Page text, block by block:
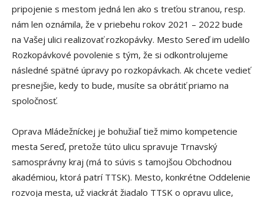
pripojenie s mestom jedná len ako s treťou stranou, resp.
nám len oznámila, že v priebehu rokov 2021 – 2022 bude
na Vašej ulici realizovať rozkopávky. Mesto Sereď im udelilo
Rozkopávkové povolenie s tým, že si odkontrolujeme
následné spätné úpravy po rozkopávkach. Ak chcete vedieť
presnejšie, kedy to bude, musíte sa obrátiť priamo na
spoločnosť.
Oprava Mládežníckej je bohužiaľ tiež mimo kompetencie
mesta Sereď, pretože túto ulicu spravuje Trnavský
samosprávny kraj (má to súvis s tamojšou Obchodnou
akadémiou, ktorá patrí TTSK). Mesto, konkrétne Oddelenie
rozvoja mesta, už viackrát žiadalo TTSK o opravu ulice,